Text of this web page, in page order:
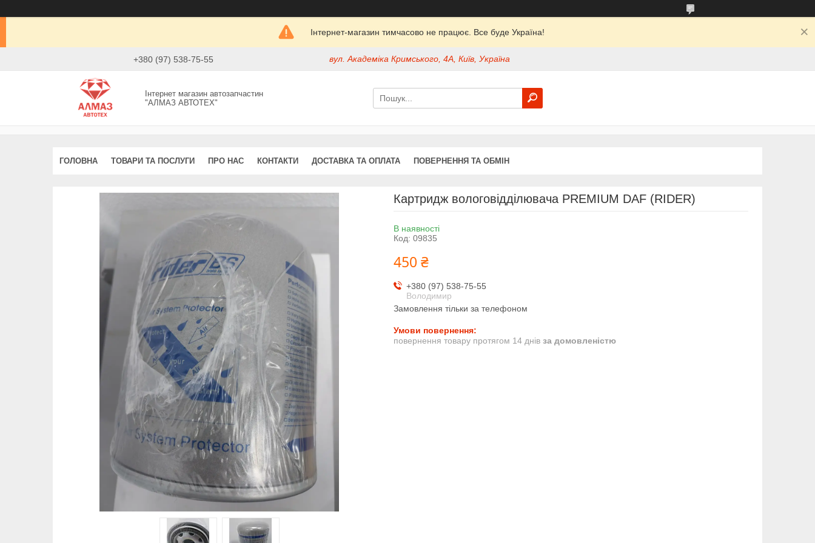
Інтернет-магазин тимчасово не працює. Все буде Україна!
+380 (97) 538-75-55 вул. Академіка Кримського, 4А, Київ, Україна
Інтернет магазин автозапчастин
"АЛМАЗ АВТОТЕХ"
ГОЛОВНА ТОВАРИ ТА ПОСЛУГИ ПРО НАС КОНТАКТИ ДОСТАВКА ТА ОПЛАТА ПОВЕРНЕННЯ ТА ОБМІН
Картридж вологовідділювача PREMIUM DAF (RIDER)
В наявності
Код: 09835
450 ₴
+380 (97) 538-75-55
Володимир
Замовлення тільки за телефоном
повернення товару протягом 14 днів за домовленістю